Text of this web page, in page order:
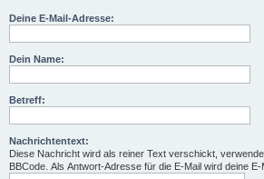
Deine E-Mail-Adresse:
Dein Name:
Betreff:
Nachrichtentext:
Diese Nachricht wird als reiner Text verschickt,
BBCode. Als Antwort-Adresse für die E-Mail wird deine E-